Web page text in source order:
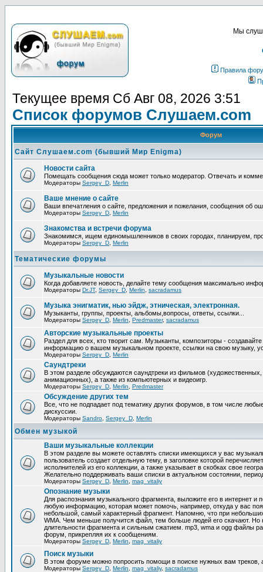
Мы
Правила
Текущее время Сб Авг 08, 2026 3:51
Список форумов Слушаем.com
Форум
Сайт Слушаем.com (бывший Мир Enigma)
Новости сайта
Помещать сообщения сюда может только модератор. Отвечать и
Модераторы Sergey_D Merlin
Ваше мнение о сайте
Ваши впечатления о сайте, предложения и пожелания, сообщения об
Модераторы Sergey_D Merlin
Знакомства и встречи форума
Знакомимся, ищем единомышленников в своих городах, планируем,
Модераторы Sergey_D Merlin
Тематические форумы
Музыкальные новости
Когда добавляете новость, делайте тему сообщения максимально
Модераторы Dr.JT, Sergey_D Merlin sacradamus
Музыка энигматик, нью эйдж, этническая, электронная.
Музыканты, группы, проекты, альбомы,вопросы, ответы, ссылки...
Модераторы Sergey_D Merlin Predmaster, sacradamus
Авторские музыкальные проекты
Раздел для всех, кто творит сам. Музыканты, композиторы -
информацию о вашем музыкальном проекте, ссылки на свою музыку,
Модераторы Sergey_D Merlin
Саундтреки
В этом разделе обсуждаются саундтреки из фильмов
анимационных), а также из компьютерных и видеоигр.
Модераторы Sergey_D Merlin Predmaster
Обcуждение других тем
Все, что не подпадает под тематику других форумов, в том числе
дискуссии.
Модераторы Sandro Sergey_D Merlin
Обмен музыкой
Ваши музыкальные коллекции
В этом разделе вы можете оставлять списки имеющихся у вас
пользователь создает отдельную тему, в заголовке которой
исполнителей из его коллекции, а также указывает в скобках свое
Желательно поддерживать ваши списки в актуальном состоянии,
Модераторы Sergey_D Merlin mag_vitaliy
Опознание музыки
Для распознания музыкального фрагмента, выложите его в интернет и
любую информацию, которая может помочь, например, откуда у вас
небольшой, самый характерный фрагмент. Напомню, что при
WMA. Чем меньше получится файл, тем больше людей его скачают. Но
длительности фрагмента и сильным сжатием. mp3, wma и ogg файлы
форум, прикрепляя их к сообщениям.
Модераторы Sergey_D Merlin mag_vitaliy
Поиск музыки
В этом форуме можно попросить помощи в поиске нужных вам треков,
Модераторы Sergey_D Merlin mag_vitaliy, sacradamus